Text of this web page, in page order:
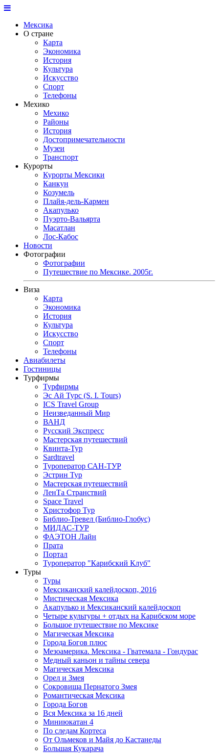
Мексика
О стране
Карта
Экономика
История
Культура
Искусство
Спорт
Телефоны
Мехико
Мехико
Районы
История
Достопримечательности
Музеи
Транспорт
Курорты
Курорты Мексики
Канкун
Козумель
Плайя-дель-Кармен
Акапулько
Пуэрто-Вальярта
Масатлан
Лос-Кабос
Новости
Фотографии
Фотографии
Путешествие по Мексике. 2005г.
Виза
Карта
Экономика
История
Культура
Искусство
Спорт
Телефоны
Авиабилеты
Гостиницы
Турфирмы
Турфирмы
Эс Ай Турс (S. I. Tours)
ICS Travel Group
Неизведанный Мир
ВАНД
Русский Экспресс
Мастерская путешествий
Квинта-Тур
Sardtravel
Туроператор САН-ТУР
Эстрин Тур
Мастерская путешествий
ЛенТа Странствий
Space Travel
Христофор Тур
Библио-Тревел (Библио-Глобус)
МИДАС-ТУР
ФАЭТОН Лайн
Прата
Портал
Туроператор "Карибский Клуб"
Туры
Туры
Мексиканский калейдоскоп, 2016
Мистическая Мексика
Акапулько и Мексиканский калейдоскоп
Четыре культуры + отдых на Карибском море
Большое путешествие по Мексике
Магическая Мексика
Города Богов плюс
Мезоамерика. Мексика - Гватемала - Гондурас
Медный каньон и тайны севера
Магическая Мексика
Орел и Змея
Сокровища Пернатого Змея
Романтическая Мексика
Города Богов
Вся Мексика за 16 дней
Миниюкатан 4
По следам Кортеса
От Ольмеков и Майя до Кастанеды
Большая Кукарача